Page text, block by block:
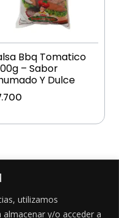
utilizamos
y/o acceder a
Bbq Tomatico
– Sabor
Y Dulce
EN